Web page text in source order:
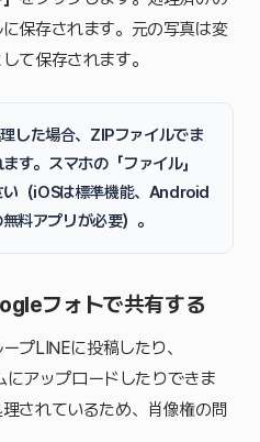
保存されます。元の写真は変
て保存されます。
した場合、ZIPファイルでま
す。スマホの「ファイル」
い（iOSは標準機能、Android
料アプリが必要）。
フォトで共有する
プLINEに投稿したり、
アップロードしたりできま
されているため、肖像権の問